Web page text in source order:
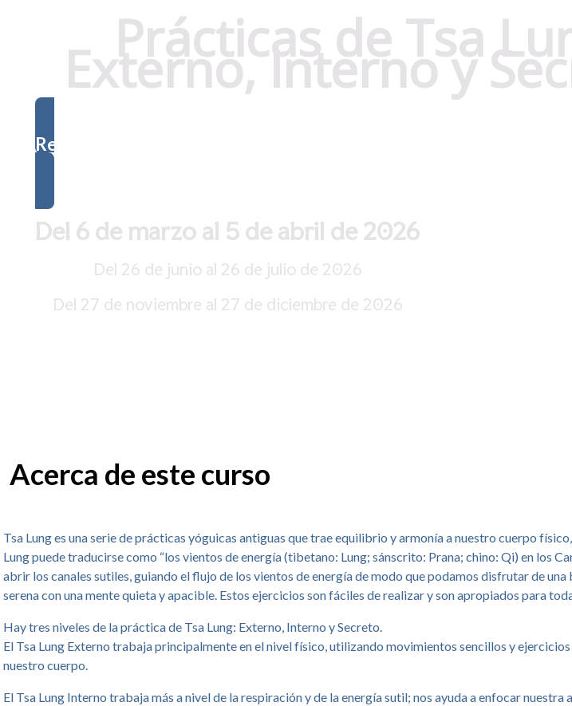
Prácticas de Tsa
Externo, Interno y
Registrarse
Del 6 de marzo al 5 de abril de 2026
Del 26 de junio al 26 de julio de 2026
Del 27 de noviembre al 27 de diciembre de 2026
Acerca de este curso
Tsa Lung es una serie de prácticas yóguicas antiguas que trae equilibrio y armonía a nuestro cuerpo
Lung puede traducirse como “los vientos de energía (tibetano: Lung; sánscrito: Prana; chino: Qi) en los
abrir los canales sutiles, guiando el flujo de los vientos de energía de modo que podamos disfrutar de una
serena con una mente quieta y apacible. Estos ejercicios son fáciles de realizar y son apropiados para
Hay tres niveles de la práctica de Tsa Lung: Externo, Interno y Secreto.
El Tsa Lung Externo trabaja principalmente en el nivel físico, utilizando movimientos sencillos y
nuestro cuerpo.
El Tsa Lung Interno trabaja más a nivel de la respiración y de la energía sutil; nos ayuda a enfocar